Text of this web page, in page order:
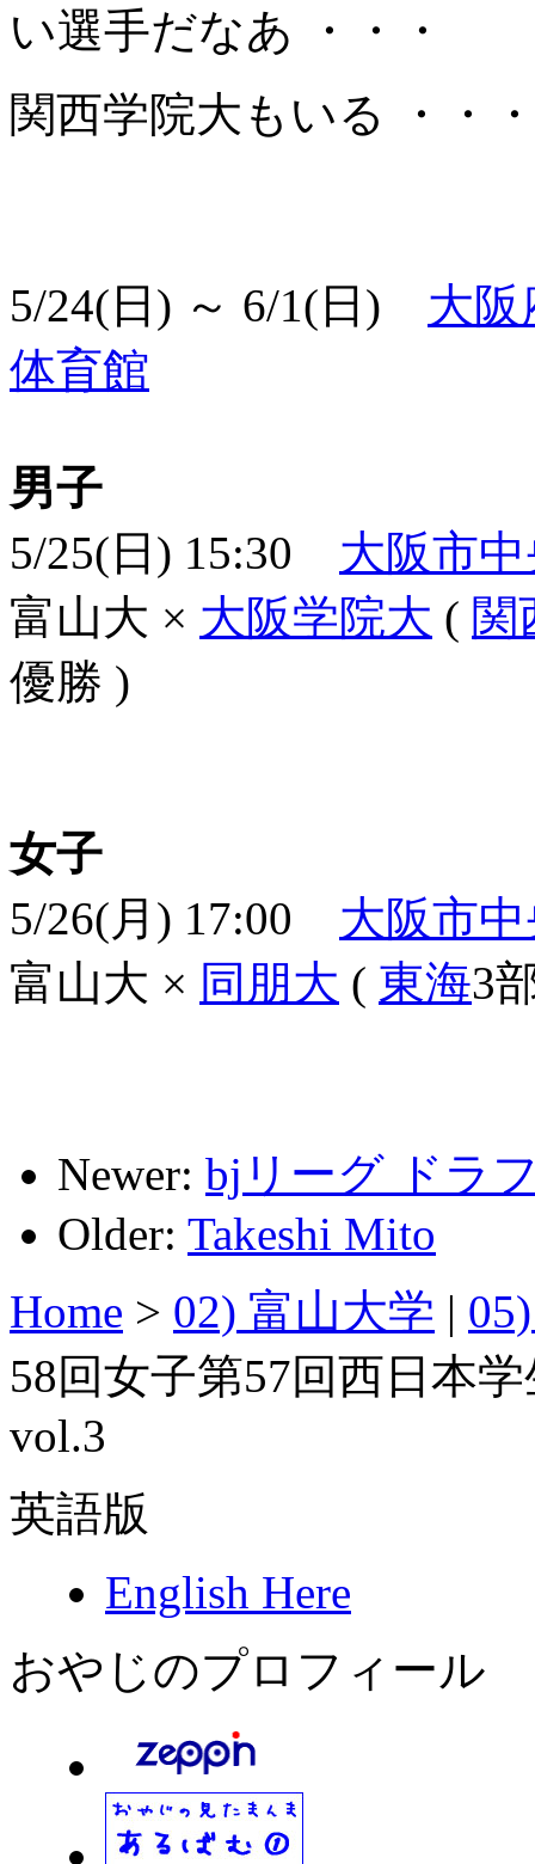
い選手だなあ ・・・
関西学院大もいる ・・
5/24(日) ～ 6/1(日) 大阪
体育館
男子
5/25(日) 15:30 大阪市
富山大 × 大阪学院大 ( 関
優勝 )
女子
5/26(月) 17:00 大阪市
富山大 × 同朋大 ( 東海3
Newer: bjリーグ ドラ
Older: Takeshi Mito
Home > 02) 富山大学 |
58回女子第57回西日本
vol.3
英語版
English Here
おやじのプロフィール